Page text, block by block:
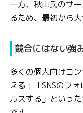
一方、秋山氏のサ
るため、最初から
競合にはない強
多くの個人向けコ
える」「SNSのフ
ルスする」といっ